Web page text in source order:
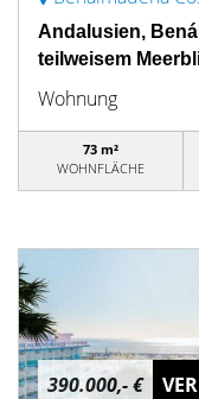
Andalusien,
teilweisem
Wohnung
73 m²
WOHNFLÄCHE
390.000,- €